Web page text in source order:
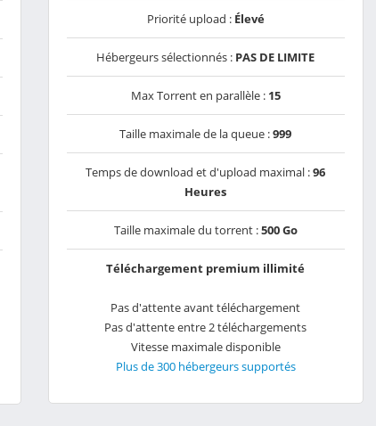
Priorité upload : Élevé
Hébergeurs sélectionnés : PAS DE LIMITE
Max Torrent en parallèle : 15
Taille maximale de la queue :999
Temps de download et d'upload maximal :96
Heures
Taille maximale du torrent :500 Go
Téléchargement premium illimité
Pas d'attente avant téléchargement
Pas d'attente entre 2 téléchargements
Vitesse maximale disponible
Plus de 300 hébergeurs supportés